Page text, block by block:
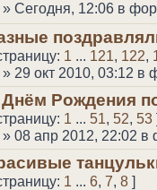
» Сегодня, 12:06 в
1 ... 121, 122,
» 29 окт 2010, 03:12 в
Рождения
1 ... 51, 52, 53 ]
» 08 апр 2012, 22:02 в
1 ... 6, 7, 8 ]